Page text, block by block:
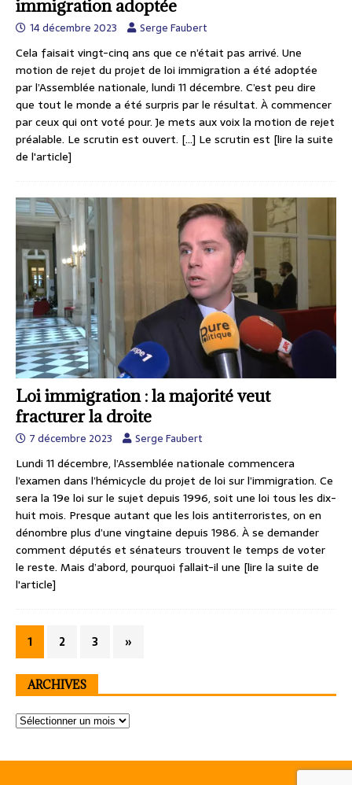
immigration adoptée
14 décembre 2023 Serge Faubert
Cela faisait vingt-cinq ans que ce n’était pas arrivé. Une
motion de rejet du projet de loi immigration a été adoptée
par l’Assemblée nationale, lundi 11 décembre. C’est peu dire
que tout le monde a été surpris par le résultat. À commencer
par ceux qui ont voté pour. Je mets aux voix la motion de rejet
préalable. Le scrutin est ouvert. […] Le scrutin est [lire la suite
de l'article]
Loi immigration : la majorité veut
fracturer la droite
7 décembre 2023 Serge Faubert
Lundi 11 décembre, l’Assemblée nationale commencera
l’examen dans l’hémicycle du projet de loi sur l’immigration. Ce
sera la 19e loi sur le sujet depuis 1996, soit une loi tous les dix-
huit mois. Presque autant que les lois antiterroristes, on en
dénombre plus d’une vingtaine depuis 1986. À se demander
comment députés et sénateurs trouvent le temps de voter
le reste. Mais d’abord, pourquoi fallait-il une [lire la suite de
l'article]
1 2 3 »
ARCHIVES